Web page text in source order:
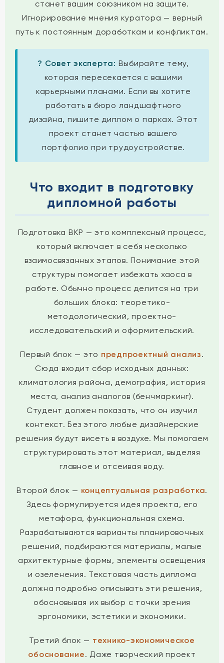
станет вашим союзником на защите.
Игнорирование мнения куратора — верный
путь к постоянным доработкам и конфликтам.
? Совет эксперта: Выбирайте тему,
которая пересекается с вашими
карьерными планами. Если вы хотите
работать в бюро ландшафтного
дизайна, пишите диплом о парках. Этот
проект станет частью вашего
портфолио при трудоустройстве.
Что входит в подготовку
дипломной работы
Подготовка ВКР — это комплексный процесс,
который включает в себя несколько
взаимосвязанных этапов. Понимание этой
структуры помогает избежать хаоса в
работе. Обычно процесс делится на три
больших блока: теоретико-
методологический, проектно-
исследовательский и оформительский.
Первый блок — это предпроектный анализ.
Сюда входит сбор исходных данных:
климатология района, демография, история
места, анализ аналогов (бенчмаркинг).
Студент должен показать, что он изучил
контекст. Без этого любые дизайнерские
решения будут висеть в воздухе. Мы помогаем
структурировать этот материал, выделяя
главное и отсеивая воду.
Второй блок — концептуальная разработка.
Здесь формулируется идея проекта, его
метафора, функциональная схема.
Разрабатываются варианты планировочных
решений, подбираются материалы, малые
архитектурные формы, элементы освещения
и озеленения. Текстовая часть диплома
должна подробно описывать эти решения,
обосновывая их выбор с точки зрения
эргономики, эстетики и экономики.
Третий блок — технико-экономическое
обоснование. Даже творческий проект